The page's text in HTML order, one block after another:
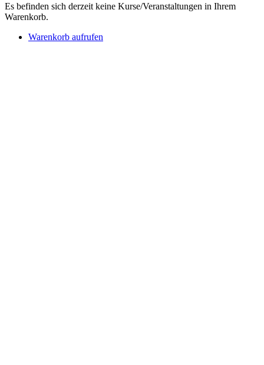
Es befinden sich derzeit keine Kurse/Veranstaltungen in Ihrem
Warenkorb.
Warenkorb aufrufen